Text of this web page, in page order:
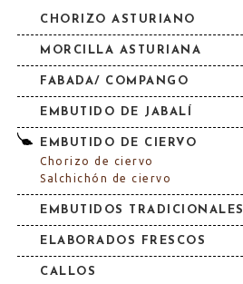
CHORIZO ASTURIANO
MORCILLA ASTURIANA
FABADA/ COMPANGO
EMBUTIDO DE JABALÍ
EMBUTIDO DE CIERVO
Chorizo de ciervo
Salchichón de ciervo
EMBUTIDOS TRADICIONALES
ELABORADOS FRESCOS
CALLOS